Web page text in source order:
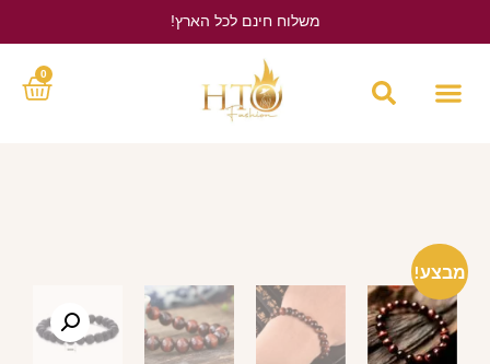
משלוח חינם לכל הארץ!
0
מבצע!